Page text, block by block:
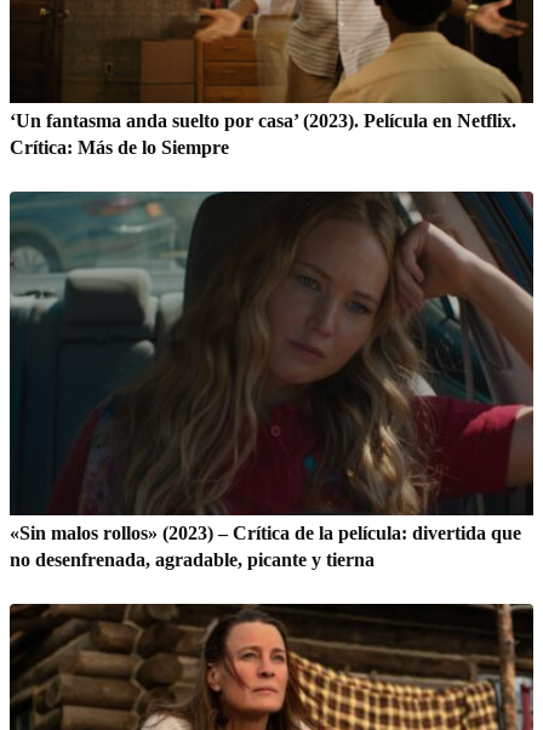
‘Un fantasma anda suelto por casa’ (2023). Película en Netflix.
Crítica: Más de lo Siempre
«Sin malos rollos» (2023) – Crítica de la película: divertida que
no desenfrenada, agradable, picante y tierna